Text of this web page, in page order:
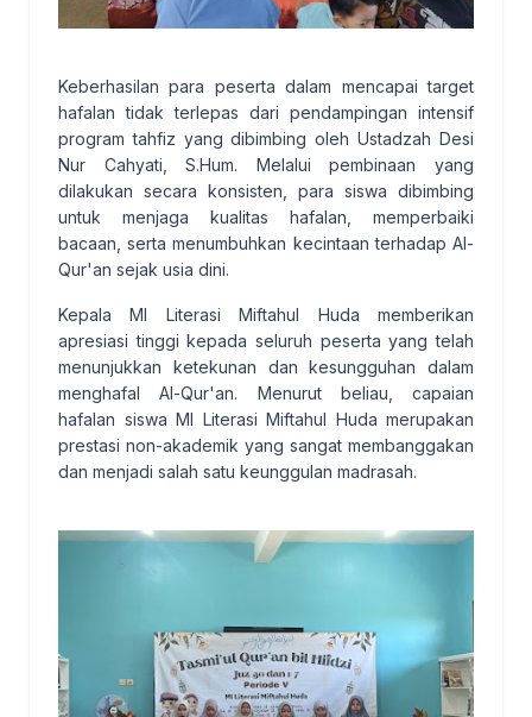
Keberhasilan para peserta dalam mencapai target
hafalan tidak terlepas dari pendampingan intensif
program tahfiz yang dibimbing olehUstadzah Desi
Nur Cahyati, S.Hum. Melalui pembinaan yang
dilakukan secara konsisten, para siswa dibimbing
untuk menjaga kualitas hafalan, memperbaiki
bacaan, serta menumbuhkan kecintaan terhadap Al-
Qur'an sejak usia dini.
Kepala MI Literasi Miftahul Huda memberikan
apresiasi tinggi kepada seluruh peserta yang telah
menunjukkan ketekunan dan kesungguhan dalam
menghafal Al-Qur'an. Menurut beliau, capaian
hafalan siswa MI Literasi Miftahul Huda merupakan
prestasi non-akademik yang sangat membanggakan
dan menjadi salah satu keunggulan madrasah.